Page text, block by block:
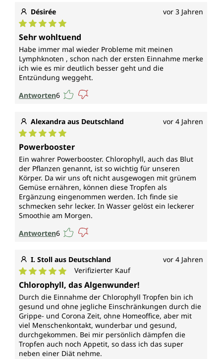
Désirée vor 3 Jahren
Durchschnittliche Bewertung von 5 von 5 Sternen
Sehr wohltuend
Habe immer mal wieder Probleme mit meinen
Lymphknoten , schon nach der ersten Einnahme merke
ich wie es mir deutlich besser geht und die
Entzündung weggeht.
Antworten6
Alexandra aus Deutschland vor 4 Jahren
Durchschnittliche Bewertung von 5 von 5 Sternen
Powerbooster
Ein wahrer Powerbooster. Chlorophyll, auch das Blut
der Pflanzen genannt, ist so wichtig für unseren
Körper. Da wir uns oft nicht ausgewogen mit grünem
Gemüse ernähren, können diese Tropfen als
Ergänzung eingenommen werden. Ich finde sie
schmecken sehr lecker. In Wasser gelöst ein leckerer
Smoothie am Morgen.
Antworten6
I. Stoll aus Deutschland vor 4 Jahren
Durchschnittliche Bewertung von 5 von 5 Sternen
Verifizierter Kauf
Chlorophyll, das Algenwunder!
Durch die Einnahme der Chlorophyll Tropfen bin ich
gesund und ohne jegliche Einschränkungen durch die
Grippe- und Corona Zeit, ohne Homeoffice, aber mit
viel Menschenkontakt, wunderbar und gesund,
durchgekommen. Bei mir persönlich dämpfen die
Tropfen auch noch Appetit, so dass ich das super
neben einer Diät nehme.